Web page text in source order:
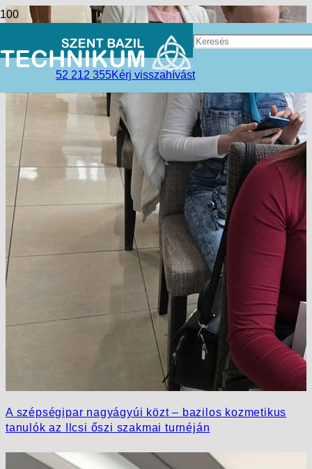
52 212 355Kérj visszahívást
A szépségipar nagyágyúi közt – bazilos kozmetikus
tanulók az Ilcsi őszi szakmai turnéján